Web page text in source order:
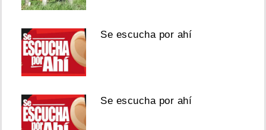
Se escucha por ahí
Se escucha por ahí